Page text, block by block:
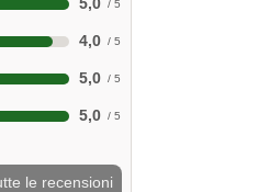
4,0
5,0
5,0
le recensioni